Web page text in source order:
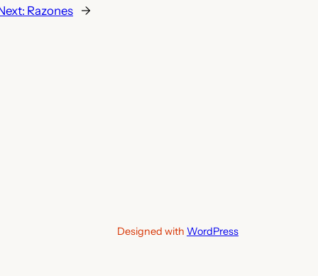
Razones →
Designed with WordPress